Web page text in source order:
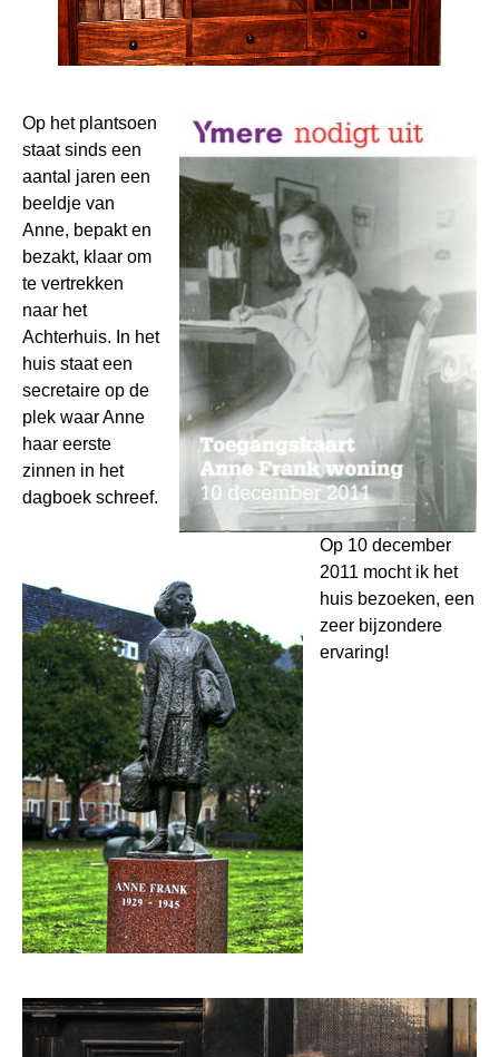
Op het plantsoen
staat sinds een
aantal jaren een
beeldje van
Anne, bepakt en
bezakt, klaar om
te vertrekken
naar het
Achterhuis. In het
huis staat een
secretaire op de
plek waar Anne
haar eerste
zinnen in het
dagboek schreef.
Op 10 december
2011 mocht ik het
huis bezoeken, een
zeer bijzondere
ervaring!